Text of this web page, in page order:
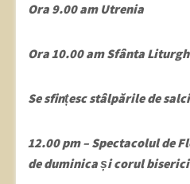
Ora 9.00 am Utrenia
Ora 10.00 am Sfânta
Se sfințesc stâlpările de
12.00 pm – Spectacolul de
de duminica și corul